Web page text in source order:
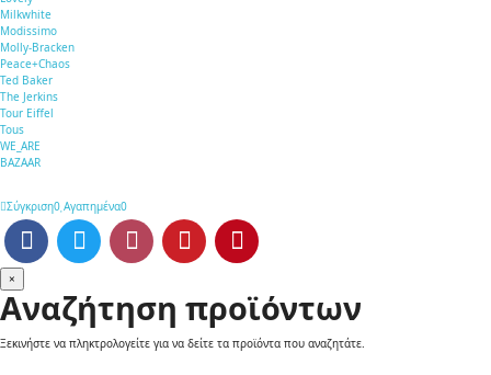
Milkwhite
Modissimo
Molly-Bracken
Peace+Chaos
Ted Baker
The Jerkins
Tour Eiffel
Tous
WE_ARE
BAZAAR
Σύγκριση0 Αγαπημένα0
×
Αναζήτηση προϊόντων
Ξεκινήστε να πληκτρολογείτε για να δείτε τα προϊόντα που αναζητάτε.